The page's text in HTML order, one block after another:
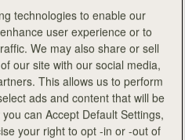
technologies to enable our
user experience or to
We may also share or sell
our site with our social media,
This allows us to perform
ads and content that will be
can Accept Default Settings,
your right to opt -in or -out of